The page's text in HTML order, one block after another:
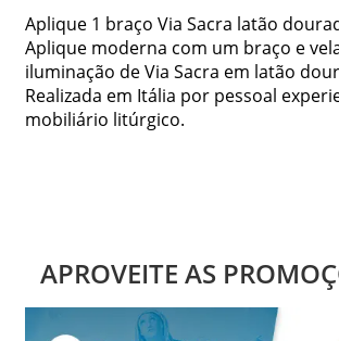
Aplique 1 braço Via Sacra latão
Aplique moderna com um braço e
iluminação de Via Sacra em latão
Realizada em Itália por pessoal
mobiliário litúrgico.
APROVEITE AS